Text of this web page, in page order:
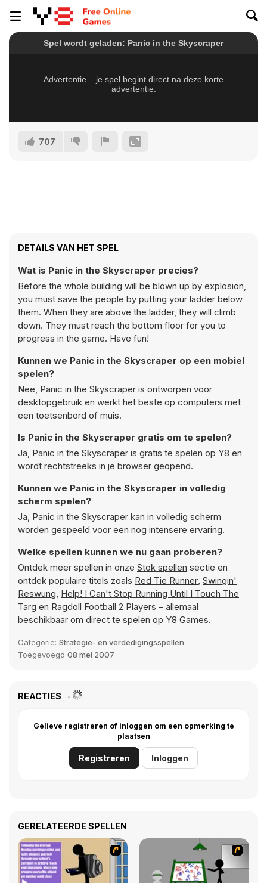
707
DETAILS VAN HET SPEL
Wat is Panic in the Skyscraper precies?
Before the whole building will be blown up by explosion,
you must save the people by putting your ladder below
them. When they are above the ladder, they will climb
down. They must reach the bottom floor for you to
progress in the game. Have fun!
Kunnen we Panic in the Skyscraper op een mobiel
spelen?
Nee, Panic in the Skyscraper is ontworpen voor
desktopgebruik en werkt het beste op computers met
een toetsenbord of muis.
Is Panic in the Skyscraper gratis om te spelen?
Ja, Panic in the Skyscraper is gratis te spelen op Y8 en
wordt rechtstreeks in je browser geopend.
Kunnen we Panic in the Skyscraper in volledig
scherm spelen?
Ja, Panic in the Skyscraper kan in volledig scherm
worden gespeeld voor een nog intensere ervaring.
Welke spellen kunnen we nu gaan proberen?
Ontdek meer spellen in onze Stok spellen sectie en
ontdek populaire titels zoals Red Tie Runner, Swingin'
Reswung, Help! I Can't Stop Running Until I Touch The
Targ en Ragdoll Football 2 Players – allemaal
beschikbaar om direct te spelen op Y8 Games.
Categorie: Strategie- en verdedigingsspellen
Toegevoegd 08 mei 2007
REACTIES
Gelieve registreren of inloggen om een opmerking te
plaatsen
Registreren Inloggen
GERELATEERDE SPELLEN